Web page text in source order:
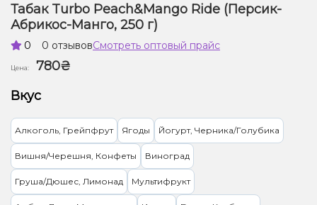
Табак Turbo Peach&Mango Ride (Персик-
Абрикос-Манго, 250 г)
0 0 отзывовСмотреть оптовый прайс
Цена:
780₴
Вкус
Алкоголь, Грейпфрут Ягоды Йогурт, Черника/Голубика
Вишня/Черешня, Конфеты Виноград
Груша/Дюшес, Лимонад Мультифрукт